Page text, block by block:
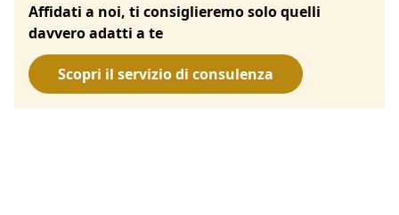
Affidati a noi, ti consiglieremo solo quelli
davvero adatti a te
Scopri il servizio di consulenza